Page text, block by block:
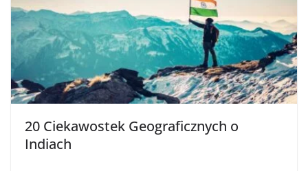
20 Ciekawostek Geograficznych o
Indiach